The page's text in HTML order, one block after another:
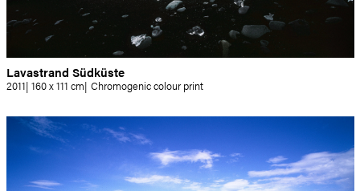
Lavastrand Südküste
2011 160 x 111 cm Chromogenic colour print